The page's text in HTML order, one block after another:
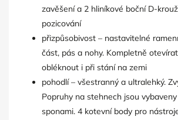
zavěšení a 2 hliníkové boční D-
pozicování
přizpůsobivost – nastavitelné
část, pás a nohy. Kompletně
obléknout i při stání na zemi
pohodlí – všestranný a ultralehký.
Popruhy na stehnech jsou
sponami. 4 kotevní body pro